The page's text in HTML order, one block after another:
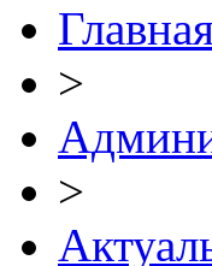
>
>